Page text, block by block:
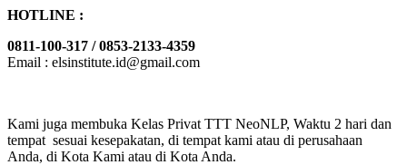
HOTLINE :
0811-100-317 / 0853-2133-4359
Email : elsinstitute.id@gmail.com
Kami juga membuka Kelas Privat TTT NeoNLP, Waktu 2 hari dan
tempat sesuai kesepakatan, di tempat kami atau di perusahaan
Anda, di Kota Kami atau di Kota Anda.